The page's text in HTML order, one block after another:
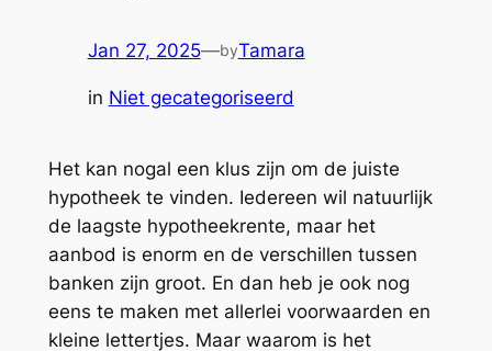
Jan 27, 2025—byTamara
in Niet gecategoriseerd
Het kan nogal een klus zijn om de juiste
hypotheek te vinden. Iedereen wil natuurlijk
de laagste hypotheekrente, maar het
aanbod is enorm en de verschillen tussen
banken zijn groot. En dan heb je ook nog
eens te maken met allerlei voorwaarden en
kleine lettertjes. Maar waarom is het